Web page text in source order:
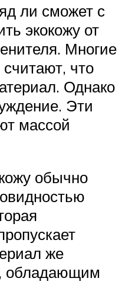
ли сможет с
экокожу от
Многие
что
Однако
Эти
массой
обычно
же
обладающим